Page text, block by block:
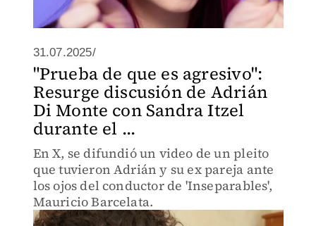
31.07.2025/
"Prueba de que es agresivo":
Resurge discusión de Adrián
Di Monte con Sandra Itzel
durante el ...
En X, se difundió un video de un pleito
que tuvieron Adrián y su ex pareja ante
los ojos del conductor de 'Inseparables',
Mauricio Barcelata.